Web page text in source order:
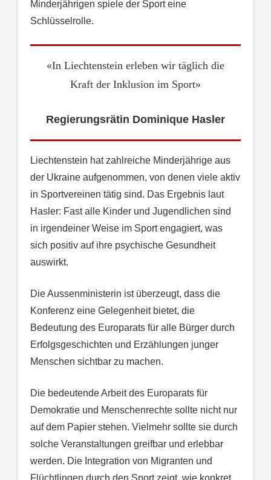
Minderjährigen spiele der Sport eine
Schlüsselrolle.
«In Liechtenstein erleben wir täglich die
Kraft der Inklusion im Sport»
Regierungsrätin Dominique Hasler
Liechtenstein hat zahlreiche Minderjährige aus
der Ukraine aufgenommen, von denen viele aktiv
in Sportvereinen tätig sind. Das Ergebnis laut
Hasler: Fast alle Kinder und Jugendlichen sind
in irgendeiner Weise im Sport engagiert, was
sich positiv auf ihre psychische Gesundheit
auswirkt.
Die Aussenministerin ist überzeugt, dass die
Konferenz eine Gelegenheit bietet, die
Bedeutung des Europarats für alle Bürger durch
Erfolgsgeschichten und Erzählungen junger
Menschen sichtbar zu machen.
Die bedeutende Arbeit des Europarats für
Demokratie und Menschenrechte sollte nicht nur
auf dem Papier stehen. Vielmehr sollte sie durch
solche Veranstaltungen greifbar und erlebbar
werden. Die Integration von Migranten und
Flüchtlingen durch den Sport zeigt, wie konkret